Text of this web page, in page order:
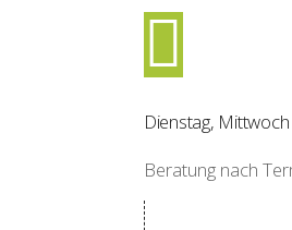
Dienstag,
Beratung nach